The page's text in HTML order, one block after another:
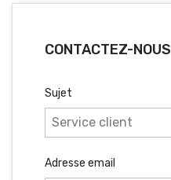
CONTACTEZ-NOUS
Sujet
Adresse email